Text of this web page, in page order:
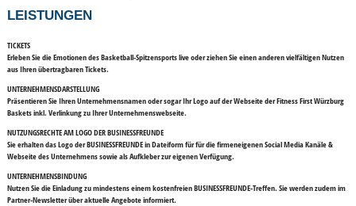
LEISTUNGEN
TICKETS
Erleben Sie die Emotionen des Basketball-Spitzensports live oder ziehen Sie einen anderen vielfältigen Nutzen
aus Ihren übertragbaren Tickets.
UNTERNEHMENSDARSTELLUNG
Präsentieren Sie Ihren Unternehmensnamen oder sogar Ihr Logo auf der Webseite der Fitness First Würzburg
Baskets inkl. Verlinkung zu Ihrer Unternehmenswebseite.
NUTZUNGSRECHTE AM LOGO DER BUSINESSFREUNDE
Sie erhalten das Logo der BUSINESSFREUNDE in Dateiform für für die firmeneigenen Social Media Kanäle &
Webseite des Unternehmens sowie als Aufkleber zur eigenen Verfügung.
UNTERNEHMENSBINDUNG
Nutzen Sie die Einladung zu mindestens einem kostenfreien BUSINESSFREUNDE-Treffen. Sie werden zudem im
Partner-Newsletter über aktuelle Angebote informiert.